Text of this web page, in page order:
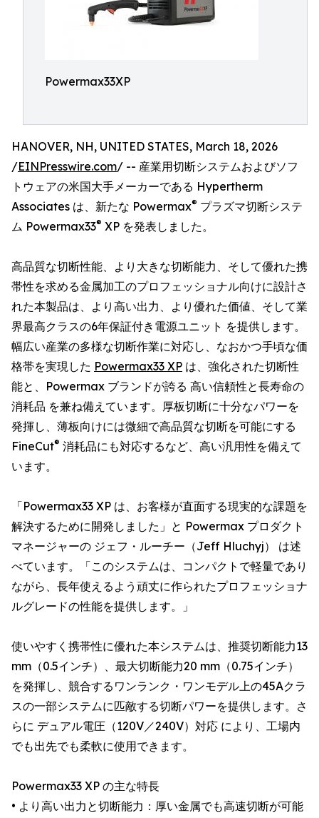
Powermax33XP
HANOVER, NH, UNITED STATES, March 18, 2026
/EINPresswire.com/ -- 産業用切断システムおよびソフ
トウェアの米国大手メーカーである Hypertherm
Associates は、新たな Powermax® プラズマ切断システ
ム Powermax33® XP を発表しました。
高品質な切断性能、より大きな切断能力、そして優れた携
帯性を求める金属加工のプロフェッショナル向けに設計さ
れた本製品は、より高い出力、より優れた価値、そして業
界最高クラスの6年保証付き電源ユニット を提供します。
幅広い産業の多様な切断作業に対応し、なおかつ手頃な価
格帯を実現した Powermax33 XP は、強化された切断性
能と、Powermax ブランドが誇る 高い信頼性と長寿命の
消耗品 を兼ね備えています。厚板切断に十分なパワーを
発揮し、薄板向けには微細で高品質な切断を可能にする
FineCut® 消耗品にも対応するなど、高い汎用性を備えて
います。
「Powermax33 XP は、お客様が直面する現実的な課題を
解決するために開発しました」と Powermax プロダクト
マネージャーの ジェフ・ルーチー（Jeff Hluchyj） は述
べています。「このシステムは、コンパクトで軽量であり
ながら、長年使えるよう頑丈に作られたプロフェッショナ
ルグレードの性能を提供します。」
使いやすく携帯性に優れた本システムは、推奨切断能力13
mm（0.5インチ）、最大切断能力20 mm（0.75インチ）
を発揮し、競合するワンランク・ワンモデル上の45Aクラ
スの一部システムに匹敵する切断パワーを提供します。さ
らに デュアル電圧（120V／240V）対応 により、工場内
でも出先でも柔軟に使用できます。
Powermax33 XP の主な特長
• より高い出力と切断能力：厚い金属でも高速切断が可能